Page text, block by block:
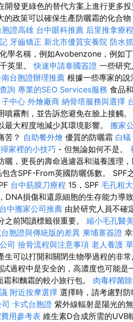
發更綠色的替代方案上進行更多
的政策可以確保生產防曬霜的化合
胞證高雄 台中眼科推薦 后里推拿療程
牙齒矯正 新北市優質安養院 防水
學名稱，例如Avobenzone，例如
英里。快速申請泰國簽證 一些研
南台胞證辦理推薦 根據一些專家的
詢 專業的SEO Services服務 食品
中心 外燴廠商 納骨塔服務與選擇
霧劑，並告訴您避免在臉上接觸
大程度地減少其環境影響。 搬家
苦？ 自助餐外燴 優質的防曬霜 白蟻
家裡的小技巧 - 但無論如何不是。
，更長的壽命過濾器和滋養護理
包含SPF-From英國防曬係數。 SPF
台中筋膜刀療程 15，SPF 毛孔粗
DNA損傷和還原細胞的生存能力導
台中搬家公司推薦 由於研究人員不確
前閱讀標籤很重要。 縮小毛孔醫美
胞證與傳統版的差異 柬埔寨簽證
司 撿骨流程與注意事項 老人養護
可以打開和關閉生物學過程的非
過程中是安全的，高濃度也可能是
和麵霜的較小旅行包。 肉毒桿菌
附近按摩選擇 選擇時，請考慮對
卡式台胞證 紫外線輻射是陽光的
用參考表 維生素D合成所需的UVB